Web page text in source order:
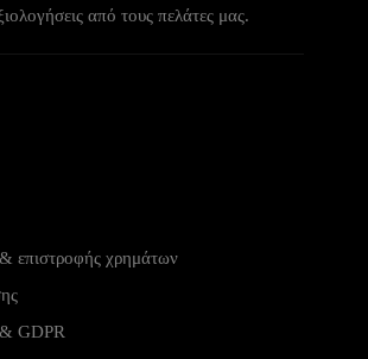
από τους πελάτες μας.
επιστροφής χρημάτων
GDPR